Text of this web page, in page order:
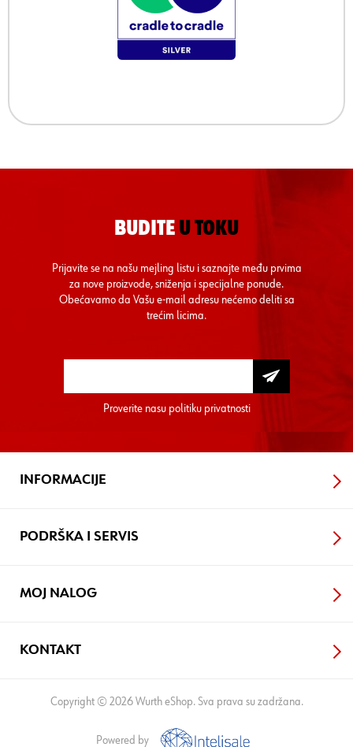
BUDITE U TOKU
Prijavite se na našu mejling listu i saznajte među prvima
za nove proizvode, sniženja i specijalne ponude.
Obećavamo da Vašu e-mail adresu nećemo deliti sa
trećim licima.
Proverite nasu politiku privatnosti
INFORMACIJE
PODRŠKA I SERVIS
MOJ NALOG
KONTAKT
Copyright © 2026 Wurth eShop. Sva prava su zadržana.
Powered by